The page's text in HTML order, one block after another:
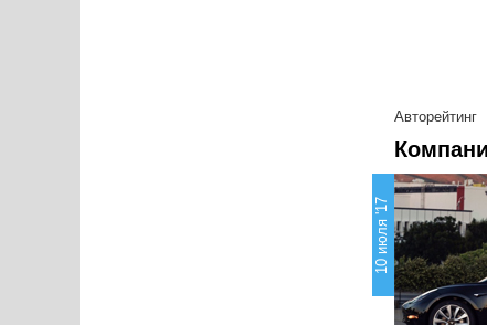
Авторейтинг
10 июля '17